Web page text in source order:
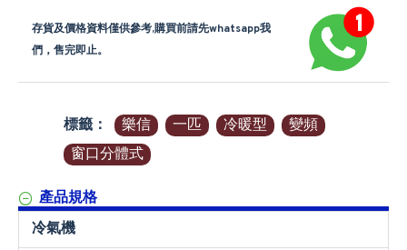
存貨及價格資料僅供參考,購買前請先whatsapp我
們，售完即止。
標籤： 樂信 一匹 冷暖型
變頻
窗口分體式
產品規格
冷氣機